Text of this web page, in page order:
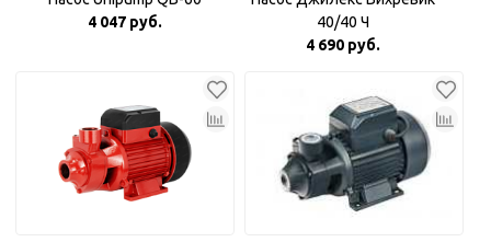
4 047 руб.
40/40 Ч
4 690 руб.